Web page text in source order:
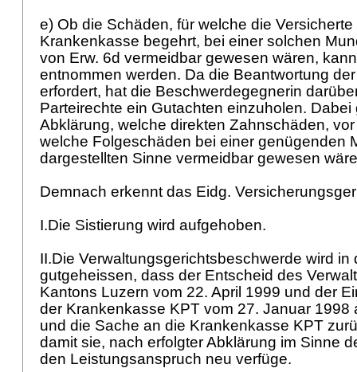
e) Ob die Schäden, für welche die
Krankenkasse begehrt, bei einer solchen
von Erw. 6d vermeidbar gewesen wären,
entnommen werden. Da die Beantwortung
erfordert, hat die Beschwerdegegnerin
Parteirechte ein Gutachten einzuholen. Dabei
Abklärung, welche direkten Zahnschäden,
welche Folgeschäden bei einer genügenden
dargestellten Sinne vermeidbar gewesen
Demnach erkennt das Eidg.
I.Die Sistierung wird aufgehoben.
II.Die Verwaltungsgerichtsbeschwerde wird in
gutgeheissen, dass der Entscheid des
Kantons Luzern vom 22. April 1999 und der
der Krankenkasse KPT vom 27. Januar 1998
und die Sache an die Krankenkasse KPT
damit sie, nach erfolgter Abklärung im Sinne
den Leistungsanspruch neu verfüge.